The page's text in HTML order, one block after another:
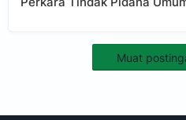
Muat